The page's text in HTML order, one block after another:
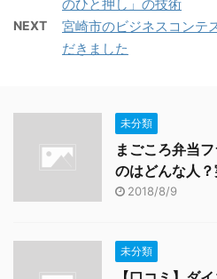
のひと押し」の技術
NEXT
宮崎市のビジネスコンテ
だきました
未分類
まごころ弁当
のはどんな人
2018/8/9
未分類